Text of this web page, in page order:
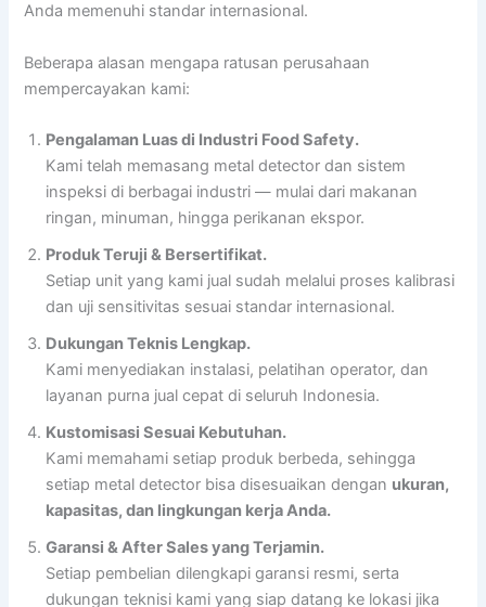
Anda memenuhi standar internasional.
Beberapa alasan mengapa ratusan perusahaan
mempercayakan kami:
Pengalaman Luas di Industri Food Safety.
Kami telah memasang metal detector dan sistem
inspeksi di berbagai industri — mulai dari makanan
ringan, minuman, hingga perikanan ekspor.
Produk Teruji & Bersertifikat.
Setiap unit yang kami jual sudah melalui proses kalibrasi
dan uji sensitivitas sesuai standar internasional.
Dukungan Teknis Lengkap.
Kami menyediakan instalasi, pelatihan operator, dan
layanan purna jual cepat di seluruh Indonesia.
Kustomisasi Sesuai Kebutuhan.
Kami memahami setiap produk berbeda, sehingga
setiap metal detector bisa disesuaikan dengan ukuran,
kapasitas, dan lingkungan kerja Anda.
Garansi & After Sales yang Terjamin.
Setiap pembelian dilengkapi garansi resmi, serta
dukungan teknisi kami yang siap datang ke lokasi jika